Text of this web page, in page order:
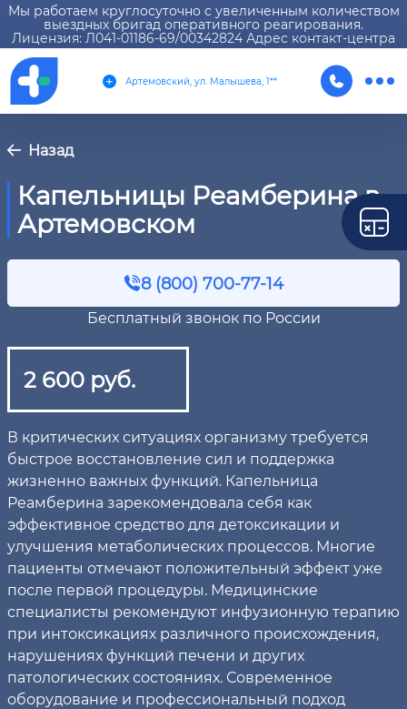
Мы работаем круглосуточно с увеличенным количеством
выездных бригад оперативного реагирования.
Лицензия: Л041-01186-69/00342824 Адрес контакт-центра
Артемовский, ул. Малышева, 1**
Назад
Капельницы Реамберина в
Артемовском
8 (800) 700-77-14
Бесплатный звонок по России
2 600 руб.
В критических ситуациях организму требуется
быстрое восстановление сил и поддержка
жизненно важных функций. Капельница
Реамберина зарекомендовала себя как
эффективное средство для детоксикации и
улучшения метаболических процессов. Многие
пациенты отмечают положительный эффект уже
после первой процедуры. Медицинские
специалисты рекомендуют инфузионную терапию
при интоксикациях различного происхождения,
нарушениях функций печени и других
патологических состояниях. Современное
оборудование и профессиональный подход